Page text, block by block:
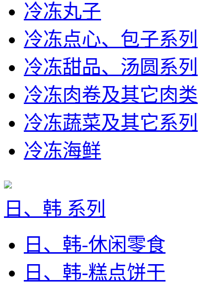
冷冻丸子
冷冻点心、包子系列
冷冻甜品、汤圆系列
冷冻肉卷及其它肉类
冷冻蔬菜及其它系列
冷冻海鲜
日、韩 系列
日、韩-休闲零食
日、韩-糕点饼干